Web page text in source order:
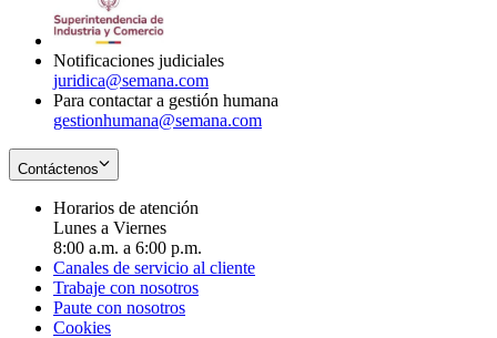
Notificaciones judiciales
juridica@semana.com
Para contactar a gestión humana
gestionhumana@semana.com
Contáctenos
Horarios de atención
Lunes a Viernes
8:00 a.m. a 6:00 p.m.
Canales de servicio al cliente
Trabaje con nosotros
Paute con nosotros
Cookies